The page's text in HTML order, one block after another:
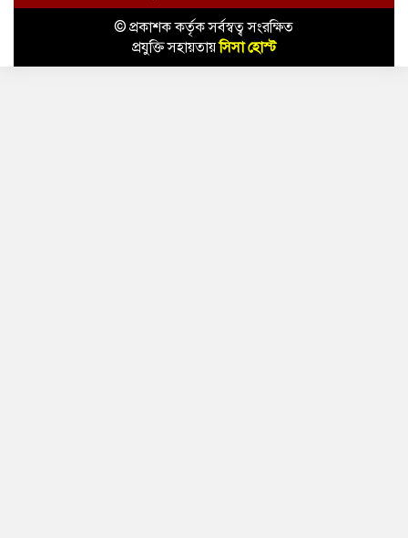
© প্রকাশক কর্তৃক সর্বস্বত্ব সংরক্ষিত
প্রযুক্তি সহায়তায়সিসা হোস্ট